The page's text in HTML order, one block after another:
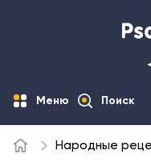
Меню Поиск
ГлавнаяНародные